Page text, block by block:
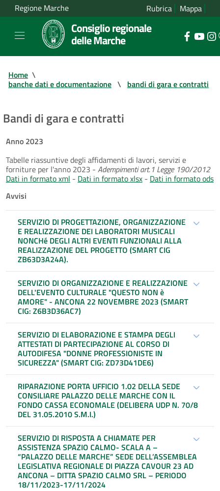
Regione Marche Rubrica Mappa
Consiglio regionale
delle Marche
Home \
banche dati e documentazione \ bandi di gara e contratti
Bandi di gara e contratti
Anno 2023
Tabelle riassuntive degli affidamenti di lavori, servizi e
forniture per l'anno 2023 - Adempimenti art.1 Legge 190/2012
Dati in formato xml - Dati in formato xlsx - Dati in formato ods
Avvisi
SERVIZIO DI PROGETTAZIONE, ORGANIZZAZIONE
E REALIZZAZIONE DEI LABORATORI MUSICALI
NONCHé DEGLI ALTRI EVENTI FUNZIONALI ALLA
REALIZZAZIONE DEL PROGETTO (SMART CIG
ZB63D3A24A).
SERVIZIO DI ORGANIZZAZIONE E REALIZZAZIONE
DELL'EVENTO CULTURALE "QUESTO NON è
AMORE" - ANCONA 22 NOVEMBRE 2023 (SMART
CIG: Z6B3D36AC7)
SERVIZIO DI ELABORAZIONE E STAMPA DEGLI
ATTESTATI DI PARTECIPAZIONE AL CORSO DI
AUTODIFESA "DONNE PROFESSIONISTE IN
SICUREZZA" (SMART CIG: ZD73D41DE6)
RIPARAZIONE PORTA UFFICIO 1.02 DELLA SEDE
CONSILIARE PALAZZO DELLE MARCHE CON IL
FONDO CASSA ECONOMALE (DELIBERA UDP N. 70/8
DEL 31.05.2010 S.M.I.)
SERVIZIO DI RISPOSTA A CHIAMATE PER
ASSISTENZA SPAZIO CALMO- SCALA A –
“PALAZZO DELLE MARCHE” SEDE DELL’ASSEMBLEA
LEGISLATIVA REGIONALE DI PIAZZA CAVOUR 23 AD
ANCONA – DITTA SPAZIO CALMO SRL – PERIODO
18/11/2023-17/11/2024